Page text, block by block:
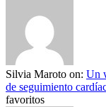
Silvia Maroto on: Un
de seguimiento
favoritos